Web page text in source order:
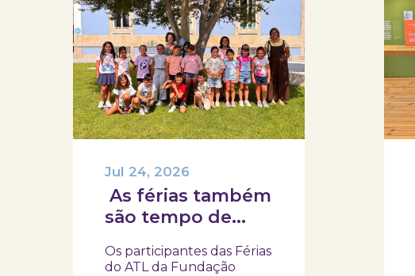
As férias também
são tempo de
aprendizagens!
Jul 24, 2026
Os participantes das Férias
do ATL da Fundação